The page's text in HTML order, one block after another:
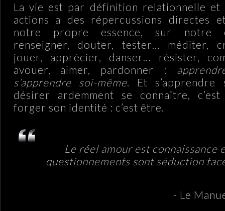
La vie est par définition relationnelle et
actions a des répercussions directes
notre propre essence, sur notre
renseigner, douter, tester… méditer,
jouer, apprécier, danser… résister,
avouer, aimer, pardonner :
s’apprendre soi-même. Et s’apprendre
désirer ardemment se connaître, c’est
forger son identité : c’est être.
Le réel amour est connaissance
questionnements sont séduction
- Le